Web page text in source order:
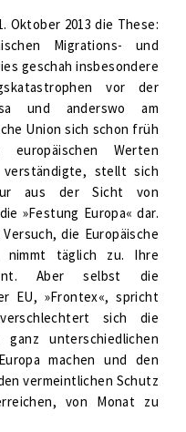
Oktober 2013 die These:
Migrations- und
geschah insbesondere
vor der
und anderswo am
Union sich schon früh
Werten
stellt sich
aus der Sicht von
»Festung Europa« dar.
die Europäische
nimmt täglich zu. Ihre
Aber selbst die
EU, »Frontex«, spricht
sich die
unterschiedlichen
machen und den
vermeintlichen Schutz
von Monat zu